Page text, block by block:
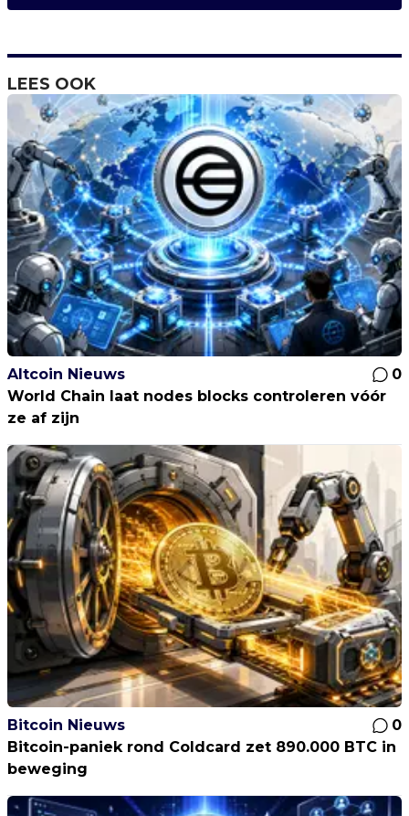
LEES OOK
Altcoin Nieuws
0
World Chain laat nodes blocks controleren vóór
ze af zijn
Bitcoin Nieuws
0
Bitcoin-paniek rond Coldcard zet 890.000 BTC in
beweging